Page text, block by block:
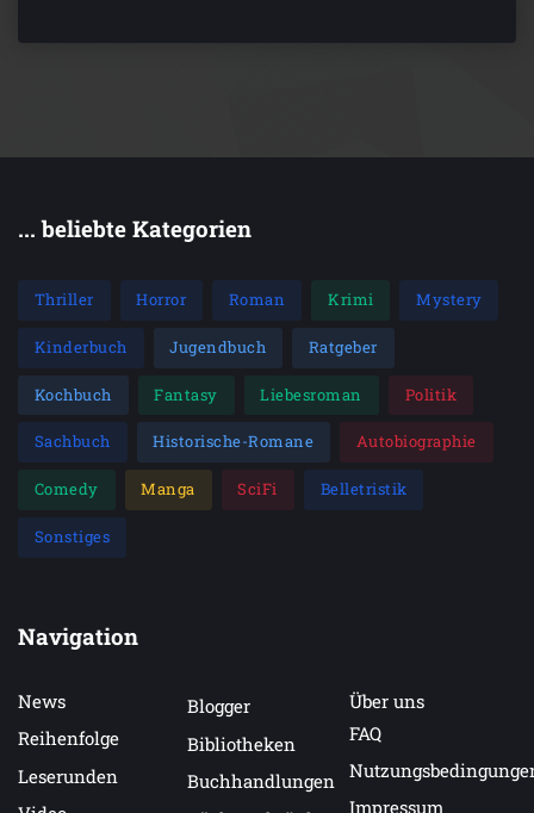
... beliebte Kategorien
Thriller Horror Roman Krimi Mystery
Kinderbuch Jugendbuch Ratgeber
Kochbuch Fantasy Liebesroman Politik
Sachbuch Historische-Romane Autobiographie
Comedy Manga SciFi Belletristik
Sonstiges
Navigation
News
Reihenfolge
Leserunden
Blogger
Bibliotheken
Buchhandlungen
Über uns
FAQ
Impressum